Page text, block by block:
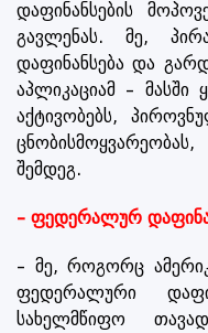
დაფინანსების
გავლენას. მე,
დაფინანსება და
აპლიკაციამ – მასში
აქტივობებს,
შემდეგ.
– ფედერალურ
– მე, როგორც
ფედერალური
სახელმწიფო